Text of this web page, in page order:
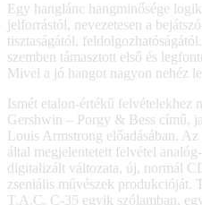
Egy hanglánc hangminősége
jelforrástól, nevezetesen a
tisztaságától,
szemben támasztott első és
Mivel a jó hangot nagyon nehéz
Ismét etalon-értékű felvételekhez
Gershwin – Porgy & Bess című,
Louis Armstrong előadásában.
által megjelentetett felvétel
digitalizált változata, új, normál
zseniális művészek produkcióját.
T.A.C. C-35 egyik szólamban,